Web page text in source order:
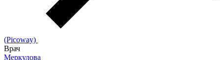
(Picoway)
Врач
Меркулова